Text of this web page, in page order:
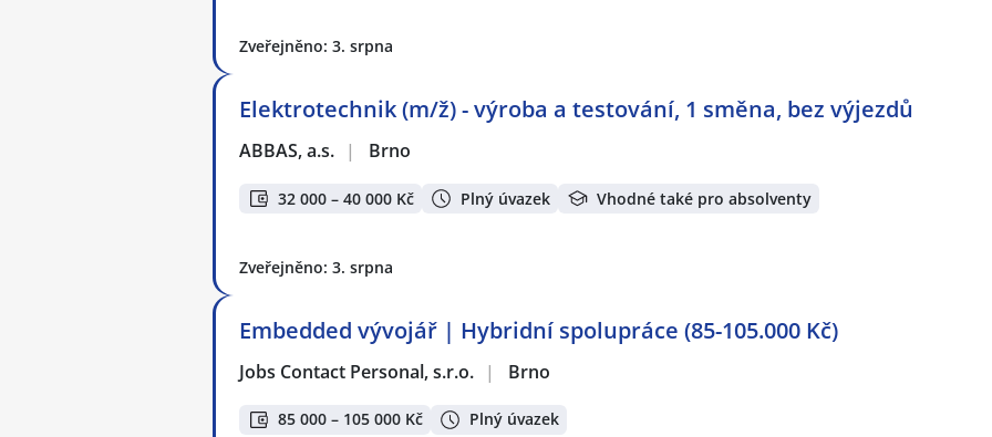
Zveřejněno: 3. srpna
Elektrotechnik (m/ž) - výroba a testování, 1 směna, bez výjezdů
ABBAS, a.s. | Brno
32 000 – 40 000 Kč Plný úvazek Vhodné také pro absolventy
Zveřejněno: 3. srpna
Embedded vývojář | Hybridní spolupráce (85-105.000 Kč)
Jobs Contact Personal, s.r.o. | Brno
85 000 – 105 000 Kč Plný úvazek